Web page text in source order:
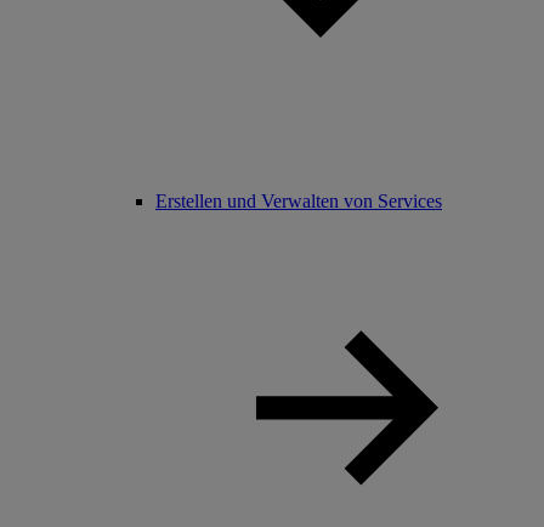
Erstellen und Verwalten von Services